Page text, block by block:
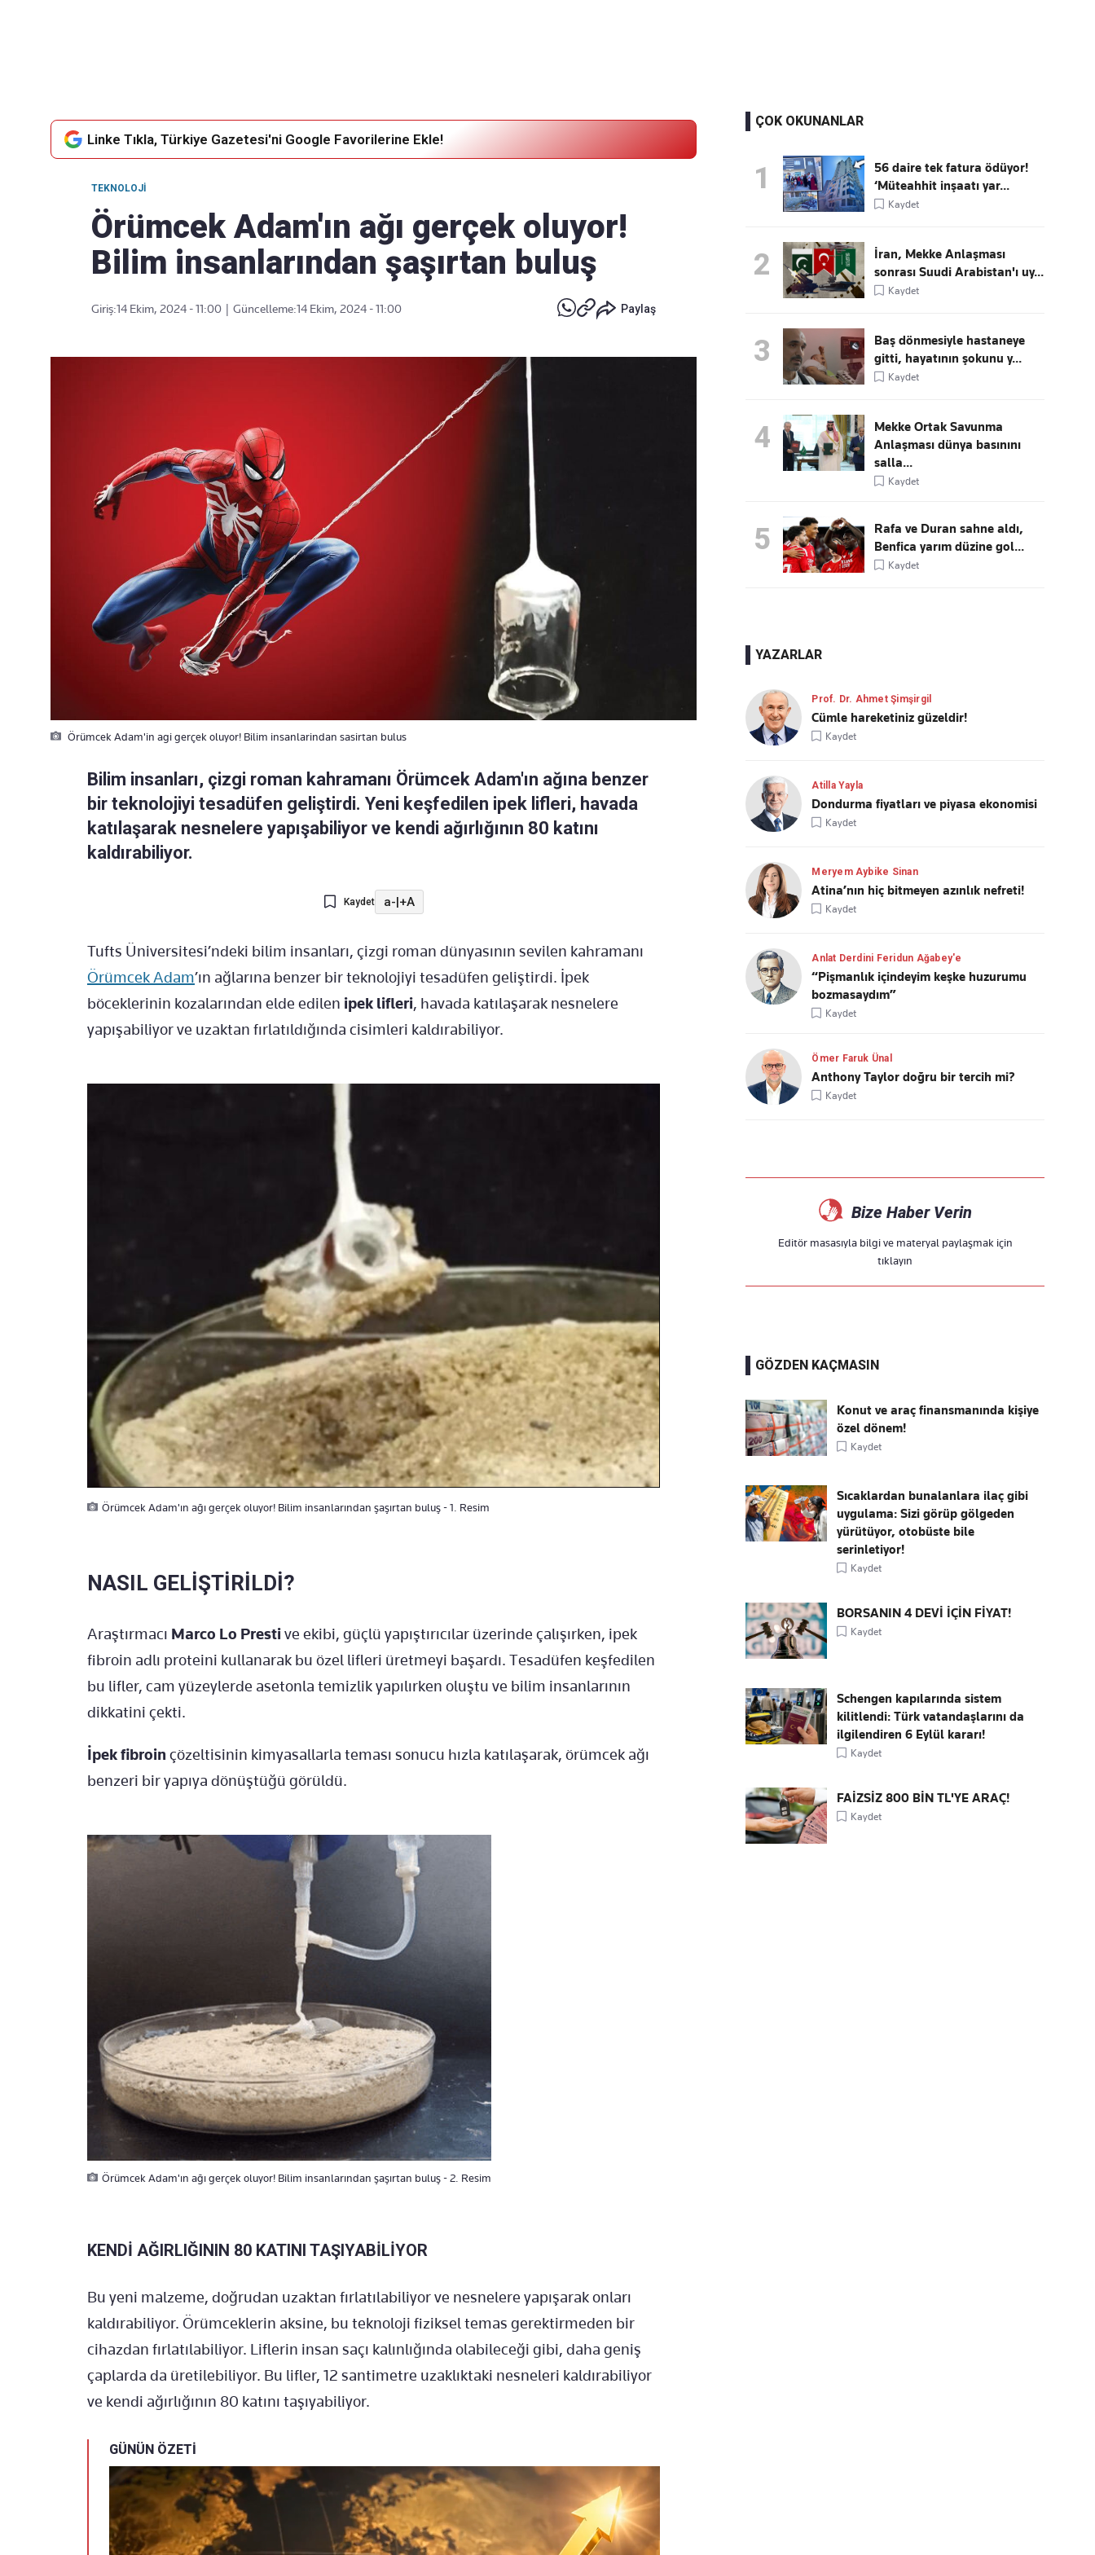
Linke Tıkla, Türkiye Gazetesi'ni Google Favorilerine Ekle!
TEKNOLOJI
Örümcek Adam'ın ağı gerçek oluyor!
Bilim insanlarından şaşırtan buluş
Giriş:14 Ekim, 2024 - 11:00 Güncelleme:14 Ekim, 2024 - 11:00 Paylaş
Örümcek Adam'in agi gerçek oluyor! Bilim insanlarindan sasirtan bulus
Bilim insanları, çizgi roman kahramanı Örümcek Adam'ın ağına benzer
bir teknolojiyi tesadüfen geliştirdi. Yeni keşfedilen ipek lifleri, havada
katılaşarak nesnelere yapışabiliyor ve kendi ağırlığının 80 katını
kaldırabiliyor.
Kaydet a-|+A
Tufts Üniversitesi’ndeki bilim insanları, çizgi roman dünyasının sevilen kahramanı
Örümcek Adam’ın ağlarına benzer bir teknolojiyi tesadüfen geliştirdi. İpek
böceklerinin kozalarından elde edilen ipek lifleri, havada katılaşarak nesnelere
yapışabiliyor ve uzaktan fırlatıldığında cisimleri kaldırabiliyor.
Örümcek Adam'ın ağı gerçek oluyor! Bilim insanlarından şaşırtan buluş - 1. Resim
NASIL GELİŞTİRİLDİ?
Araştırmacı Marco Lo Prestive ekibi, güçlü yapıştırıcılar üzerinde çalışırken, ipek
fibroin adlı proteini kullanarak bu özel lifleri üretmeyi başardı. Tesadüfen keşfedilen
bu lifler, cam yüzeylerde asetonla temizlik yapılırken oluştu ve bilim insanlarının
dikkatini çekti.
İpek fibroin çözeltisinin kimyasallarla teması sonucu hızla katılaşarak, örümcek ağı
benzeri bir yapıya dönüştüğü görüldü.
Örümcek Adam'ın ağı gerçek oluyor! Bilim insanlarından şaşırtan buluş - 2. Resim
KENDİ AĞIRLIĞININ 80 KATINI TAŞIYABİLİYOR
Bu yeni malzeme, doğrudan uzaktan fırlatılabiliyor ve nesnelere yapışarak onları
kaldırabiliyor. Örümceklerin aksine, bu teknoloji fiziksel temas gerektirmeden bir
cihazdan fırlatılabiliyor. Liflerin insan saçı kalınlığında olabileceği gibi, daha geniş
çaplarda da üretilebiliyor. Bu lifler, 12 santimetre uzaklıktaki nesneleri kaldırabiliyor
ve kendi ağırlığının 80 katını taşıyabiliyor.
GÜNÜN ÖZETİ
ÇOK OKUNANLAR
1
56 daire tek fatura ödüyor!
‘Müteahhit inşaatı yar...
Kaydet
2
İran, Mekke Anlaşması
sonrası Suudi Arabistan'ı uy...
Kaydet
3
Baş dönmesiyle hastaneye
gitti, hayatının şokunu y...
Kaydet
4
Mekke Ortak Savunma
Anlaşması dünya basınını
salla...
Kaydet
5
Rafa ve Duran sahne aldı,
Benfica yarım düzine gol...
Kaydet
YAZARLAR
Prof. Dr. Ahmet Şimşirgil
Cümle hareketiniz güzeldir!
Kaydet
Atilla Yayla
Dondurma fiyatları ve piyasa ekonomisi
Kaydet
Meryem Aybike Sinan
Atina’nın hiç bitmeyen azınlık nefreti!
Kaydet
Anlat Derdini Feridun Ağabey'e
“Pişmanlık içindeyim keşke huzurumu
bozmasaydım”
Kaydet
Ömer Faruk Ünal
Anthony Taylor doğru bir tercih mi?
Kaydet
Bize Haber Verin
Editör masasıyla bilgi ve materyal paylaşmak için
tıklayın
GÖZDEN KAÇMASIN
Konut ve araç finansmanında kişiye
özel dönem!
Kaydet
Sıcaklardan bunalanlara ilaç gibi
uygulama: Sizi görüp gölgeden
yürütüyor, otobüste bile
serinletiyor!
Kaydet
BORSANIN 4 DEVİ İÇİN FİYAT!
Kaydet
Schengen kapılarında sistem
kilitlendi: Türk vatandaşlarını da
ilgilendiren 6 Eylül kararı!
Kaydet
FAİZSİZ 800 BİN TL'YE ARAÇ!
Kaydet